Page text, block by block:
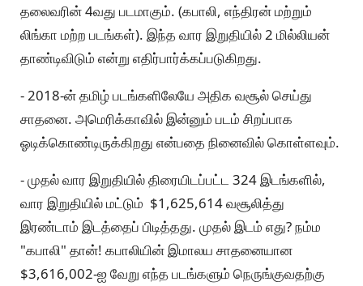
தலைவரின் 4வது படமாகும். (கபாலி, எந்திரன் மற்றும்
லிங்கா மற்ற படங்கள்). இந்த வார இறுதியில் 2 மில்லியன்
தாண்டிவிடும் என்று எதிர்பார்க்கப்படுகிறது.
- 2018-ன் தமிழ் படங்களிலேயே அதிக வசூல் செய்து
சாதனை. அமெரிக்காவில் இன்னும் படம் சிறப்பாக
ஓடிக்கொண்டிருக்கிறது என்பதை நினைவில் கொள்ளவும்.
- முதல் வார இறுதியில் திரையிடப்பட்ட 324 இடங்களில்,
வார இறுதியில் மட்டும் $1,625,614 வசூலித்து
இரண்டாம் இடத்தைப் பிடித்தது. முதல் இடம் எது? நம்ம
"கபாலி" தான்! கபாலியின் இமாலய சாதனையான
$3,616,002-ஐ வேறு எந்த படங்களும் நெருங்குவதற்கு